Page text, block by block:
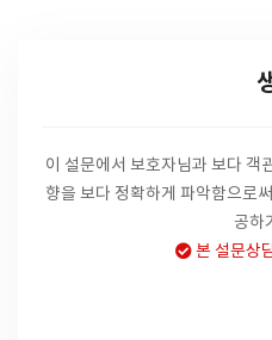
이 설문에서 보호자님과 보다 객
향을 보다 정확하게 파악함으로
공하
본 설문상